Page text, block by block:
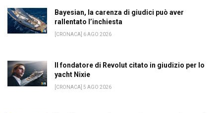
Bayesian, la carenza di giudici può aver
rallentato l’inchiesta
[CRONACA] 6 AGO 2026
Il fondatore di Revolut citato in giudizio per lo
yacht Nixie
[CRONACA] 5 AGO 2026